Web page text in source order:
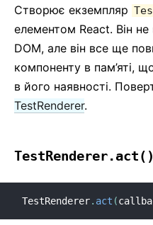
Створює екземпляр
елементом React. Він
DOM, але він все ще
компоненту в пам’яті,
в його наявності.
TestRenderer.
TestRenderer.act()
TestRenderer. act (